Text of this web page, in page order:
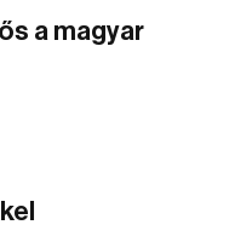
a magyar